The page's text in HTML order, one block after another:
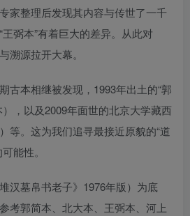
家整理后发现其内容与传世了一千
弼本”有着巨大的差异。从此对
溯源拉开大幕。
古本相继被发现，1993年出土的“郭
，以及2009年面世的北京大学藏西
等。这为我们追寻最接近原貌的“道
能性。
汉墓帛书老子》1976年版）为底
考郭简本、北大本、王弼本、河上